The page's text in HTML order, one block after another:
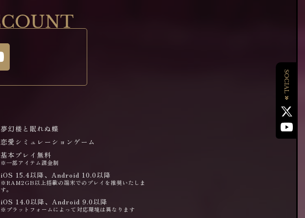
夢幻楼と眠れぬ蝶
恋愛シミュレーションゲーム
基本プレイ無料
※一部アイテム課金制
iOS 15.4以降、Android 10.0以降
※RAM2GB以上搭載の端末でのプレイを推奨いたしま
す。
iOS 14.0以降、Android 9.0以降
※プラットフォームによって対応環境は異なります